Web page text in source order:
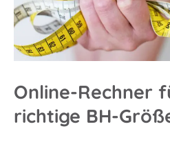
Online-Rechner
richtige BH-